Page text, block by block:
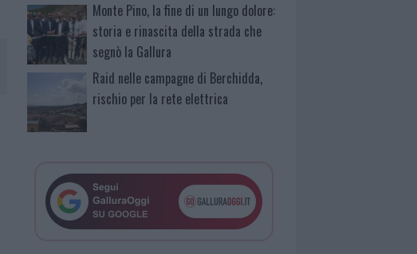
Monte Pino, la fine di un lungo dolore:
storia e rinascita della strada che
segnò la Gallura
Raid nelle campagne di Berchidda,
rischio per la rete elettrica